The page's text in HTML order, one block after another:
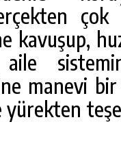
kavuşup,
manevi
yürekten